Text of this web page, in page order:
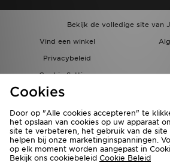
Bekijk de volledige site van
Vind een winkel
Privacybeleid
Cookie Settings
Bestellingen en Levering
Cookies
Door op "Alle cookies accepteren" te
het opslaan van cookies op uw apparaat
site te verbeteren, het gebruik van de
helpen bij onze marketinginspanningen.
op elk moment worden aangepast in
Bekijk ons cookiebeleid Cookie Beleid